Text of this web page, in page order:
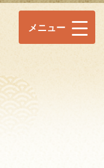
メニュー